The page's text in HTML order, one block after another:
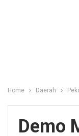
Home Daerah
Demo